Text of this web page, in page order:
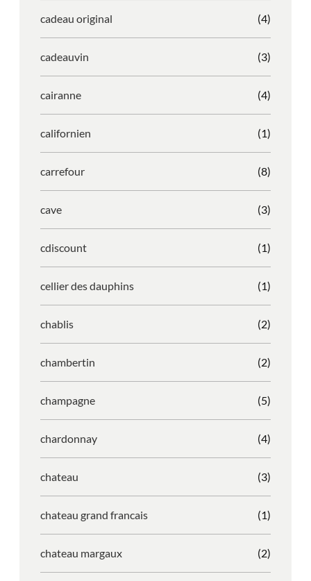
cadeau original (4)
cadeauvin (3)
cairanne (4)
californien (1)
carrefour (8)
cave (3)
cdiscount (1)
cellier des dauphins (1)
chablis (2)
chambertin (2)
champagne (5)
chardonnay (4)
chateau (3)
chateau grand francais (1)
chateau margaux (2)